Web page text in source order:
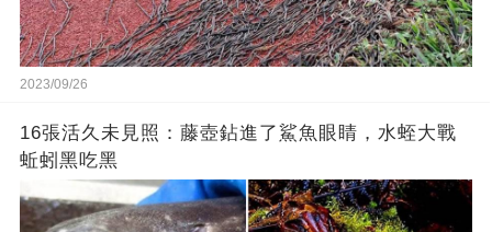
2023/09/26
16張活久未見照：藤壺鉆進了鯊魚眼睛，水蛭大戰
蚯蚓黑吃黑